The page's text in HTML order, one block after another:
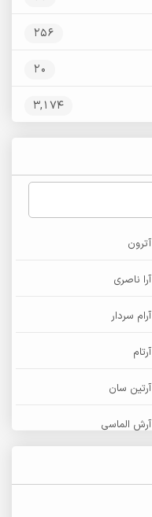
256
20
3,174
آترون
آرا ناصری
آرام سردار
آرتام
آرتین سان
آرش الماسی